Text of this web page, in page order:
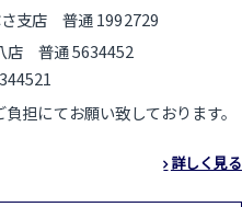
支店 普通 1992729
店 普通 5634452
担にてお願い致しております。
詳しく見る